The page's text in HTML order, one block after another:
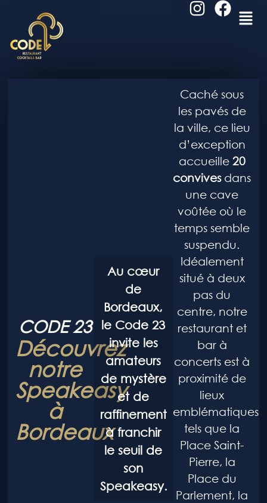
CODE 23
Découvrez
notre
Speakeasy
à
Bordeaux
Au cœur
de
Bordeaux,
le Code 23
invite les
amateurs
de mystère
et de
raffinement
à franchir
le seuil de
son
Speakeasy.
Caché sous
les pavés de
la ville, ce lieu
d’exception
accueille 20
convivesdans
une cave
voûtée où le
temps semble
suspendu.
Idéalement
situé à deux
pas du
centre, notre
restaurant et
bar à
concerts est à
proximité de
lieux
emblématiques
tels que la
Place Saint-
Pierre, la
Place du
Parlement, la